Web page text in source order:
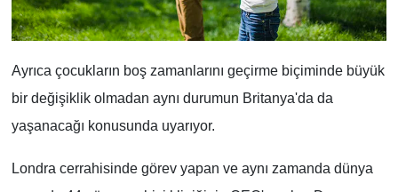
Ayrıca çocukların boş zamanlarını geçirme biçiminde büyük
bir değişiklik olmadan aynı durumun Britanya'da da
yaşanacağı konusunda uyarıyor.
Londra cerrahisinde görev yapan ve aynı zamanda dünya